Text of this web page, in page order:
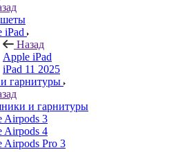
iPad
Назад
Apple iPad
iPad 11 2025
гарнитуры
и гарнитуры
Airpods 3
Airpods 4
Airpods Pro 3